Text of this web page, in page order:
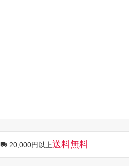
20,000円以上送料無料